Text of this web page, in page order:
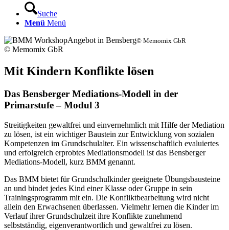
Suche
Menü Menü
© Memomix GbR
© Memomix GbR
Mit Kindern Konflikte lösen
Das Bensberger Mediations-Modell in der
Primarstufe – Modul 3
Streitigkeiten gewaltfrei und einvernehmlich mit Hilfe der Mediation
zu lösen, ist ein wichtiger Baustein zur Entwicklung von sozialen
Kompetenzen im Grundschulalter. Ein wissenschaftlich evaluiertes
und erfolgreich erprobtes Mediationsmodell ist das Bensberger
Mediations-Modell, kurz BMM genannt.
Das BMM bietet für Grundschulkinder geeignete Übungsbausteine
an und bindet jedes Kind einer Klasse oder Gruppe in sein
Trainingsprogramm mit ein. Die Konfliktbearbeitung wird nicht
allein den Erwachsenen überlassen. Vielmehr lernen die Kinder im
Verlauf ihrer Grundschulzeit ihre Konflikte zunehmend
selbstständig, eigenverantwortlich und gewaltfrei zu lösen.